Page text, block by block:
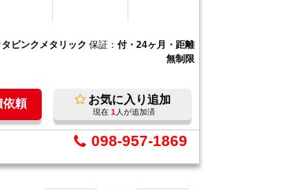
ピンクメタリック 保証： 付・24ヶ月・距離
無制限
頼 お気に入り追加
現在 1 人が追加済
098-957-1869